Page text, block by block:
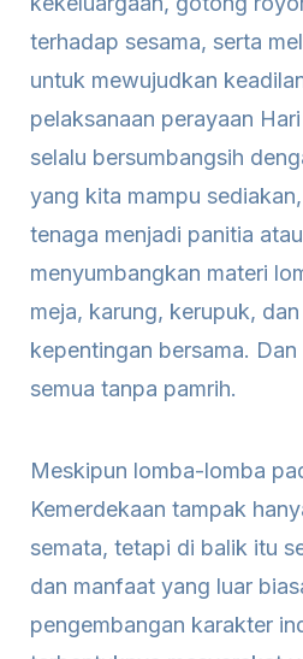
terhadap sesama, serta
untuk mewujudkan
pelaksanaan perayaan
selalu bersumbangsih
yang kita mampu
tenaga menjadi panitia
menyumbangkan materi
meja, karung, kerupuk,
kepentingan bersama.
semua tanpa pamrih.
Meskipun lomba-lomba
Kemerdekaan tampak
semata, tetapi di balik itu
dan manfaat yang luar
pengembangan karakter